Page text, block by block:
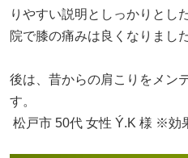
りやすい説明としっかりとし
院で膝の痛みは良くなりまし
後は、昔からの肩こりをメン
す。
松戸市 50代 女性 Ý.K 様 ※効